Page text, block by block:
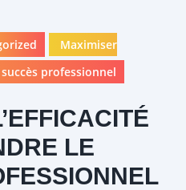
Maximiser
professionnel
LE